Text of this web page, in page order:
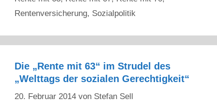
Rentenversicherung, Sozialpolitik
Die „Rente mit 63“ im Strudel des
„Welttags der sozialen Gerechtigkeit“
20. Februar 2014 von Stefan Sell